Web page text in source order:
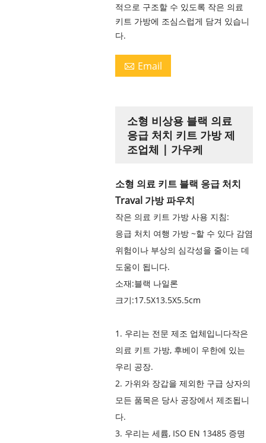
적으로 구조할 수 있도록 작은 의료
키트 가방에 조심스럽게 담겨 있습니
다.
 Email
소형 비상용 블랙 의료
응급 처치 키트 가방 제
조업체 | 가우케
소형 의료 키트 블랙 응급 처치
Traval 가방 파우치
작은 의료 키트 가방 사용 지침:
응급 처치 여행 가방 ~할 수 있다 감염
위험이나 부상의 심각성을 줄이는 데
도움이 됩니다.
소재:블랙 나일론
크기:17.5X13.5X5.5cm
1. 우리는 전문 제조 업체입니다작은
의료 키트 가방, 후베이 우한에 있는
우리 공장.
2. 가위와 장갑을 제외한 구급 상자의
모든 품목은 당사 공장에서 제조됩니
다.
3. 우리는 세륨, ISO EN 13485 증명